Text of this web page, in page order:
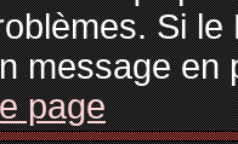
Si
message en
page